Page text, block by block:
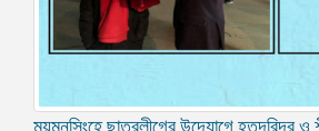
ময়মনসিংহে ছাত্রলীগের উদ্যোগে হতদরিদ্র ও